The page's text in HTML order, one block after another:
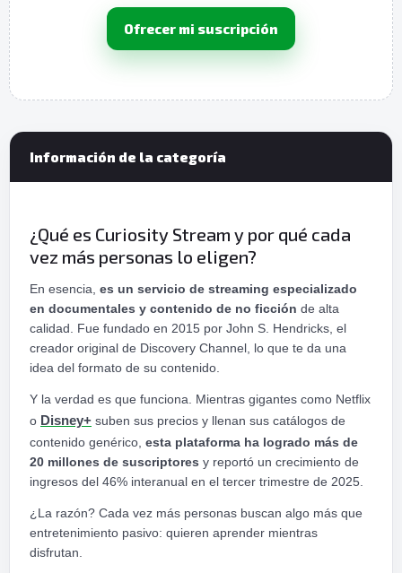
Ofrecer mi suscripción
Información de la categoría
¿Qué es Curiosity Stream y por qué cada
vez más personas lo eligen?
En esencia, es un servicio de streaming especializado
en documentales y contenido de no ficción de alta
calidad. Fue fundado en 2015 por John S. Hendricks, el
creador original de Discovery Channel, lo que te da una
idea del formato de su contenido.
Y la verdad es que funciona. Mientras gigantes como Netflix
o Disney+ suben sus precios y llenan sus catálogos de
contenido genérico, esta plataforma ha logrado más de
20 millones de suscriptores y reportó un crecimiento de
ingresos del 46% interanual en el tercer trimestre de 2025.
¿La razón? Cada vez más personas buscan algo más que
entretenimiento pasivo: quieren aprender mientras
disfrutan.